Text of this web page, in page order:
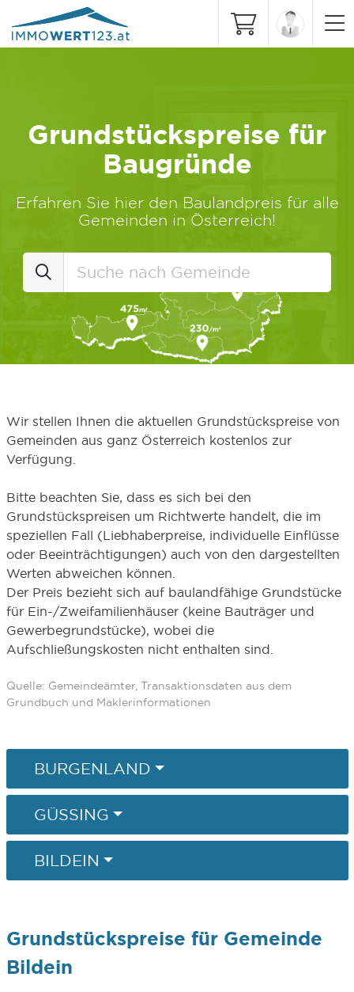
Grundstückspreise für
Baugründe
Erfahren Sie hier den Baulandpreis für alle
Gemeinden in Österreich!
Wir stellen Ihnen die aktuellen Grundstückspreise von
Gemeinden aus ganz Österreich kostenlos zur
Verfügung.
Bitte beachten Sie, dass es sich bei den
Grundstückspreisen um Richtwerte handelt, die im
speziellen Fall (Liebhaberpreise, individuelle Einflüsse
oder Beeinträchtigungen) auch von den dargestellten
Werten abweichen können.
Der Preis bezieht sich auf baulandfähige Grundstücke
für Ein-/Zweifamilienhäuser (keine Bauträger und
Gewerbegrundstücke), wobei die
Aufschließungskosten nicht enthalten sind.
Quelle: Gemeindeämter, Transaktionsdaten aus dem
Grundbuch und Maklerinformationen
BURGENLAND
GÜSSING
BILDEIN
Grundstückspreise für Gemeinde
Bildein